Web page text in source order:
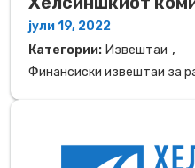
јули 19, 2022
Категории: Извештаи ,
Финансиски извештаи за